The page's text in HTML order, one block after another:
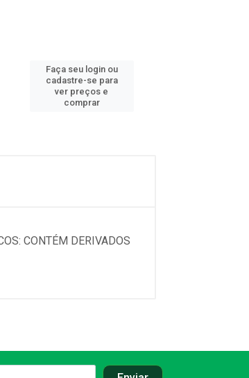
Faça seu login ou
cadastre-se para
ver preços e
comprar
CONTÉM DERIVADOS